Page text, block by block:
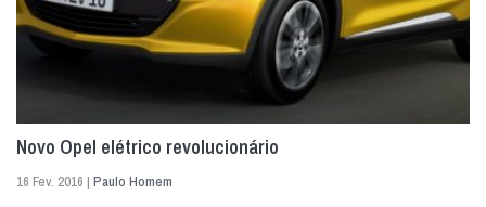
Novo Opel elétrico revolucionário
16 Fev. 2016 | Paulo Homem